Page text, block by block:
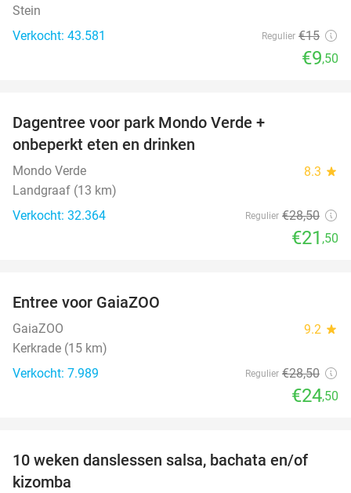
Stein
Verkocht: 43.581
Regulier €15
€9,50
Dagentree voor park Mondo Verde +
onbeperkt eten en drinken
Mondo Verde 8.3 star
Landgraaf (13 km)
Verkocht: 32.364
Regulier €28,50
€21 ,50
Entree voor GaiaZOO
GaiaZOO 9.2 star
Kerkrade (15 km)
Verkocht: 7.989
Regulier €28,50
€24,50
56%
10 weken danslessen salsa, bachata en/of
kizomba